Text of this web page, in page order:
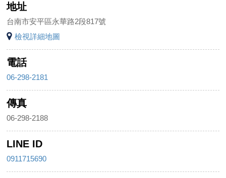
地址
台南市安平區永華路2段817號
檢視詳細地圖
電話
06-298-2181
傳真
06-298-2188
LINE ID
0911715690